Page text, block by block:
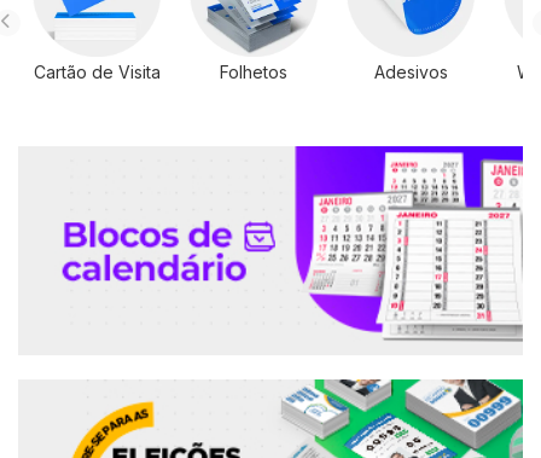
Cartão de Visita Folhetos Adesivos